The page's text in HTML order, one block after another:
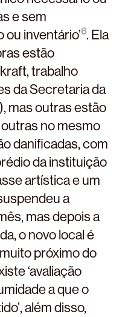
e sem
inventário’6. Ela
estão
trabalho
da Secretaria da
mas outras estão
no mesmo
danificadas, com
da instituição
artística e um
a
mas depois a
o novo local é
próximo do
‘avaliação
a que o
além disso,